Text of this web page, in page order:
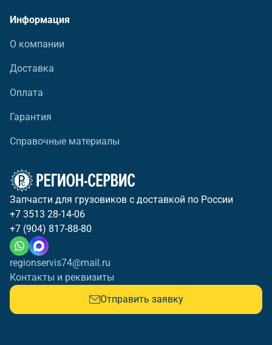
Информация
О компании
Доставка
Оплата
Гарантия
Справочные материалы
Запчасти для грузовиков с доставкой по России
+7 3513 28-14-06
+7 (904) 817-88-80
regionservis74@mail.ru
Контакты и реквизиты
Отправить заявку